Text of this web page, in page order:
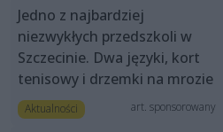
Jedno z najbardziej
niezwykłych przedszkoli w
Szczecinie. Dwa języki, kort
tenisowy i drzemki na mrozie
Aktualności art. sponsorowany